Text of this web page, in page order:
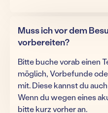
Muss ich vor dem
vorbereiten?
Bitte buche vorab einen
möglich, Vorbefunde
mit. Diese kannst du
Wenn du wegen eines
bitte kurz vorher an.